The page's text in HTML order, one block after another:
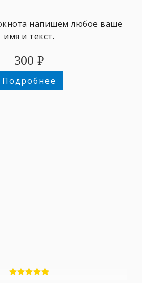
напишем любое ваше
имя и текст.
300 ₽
Подробнее